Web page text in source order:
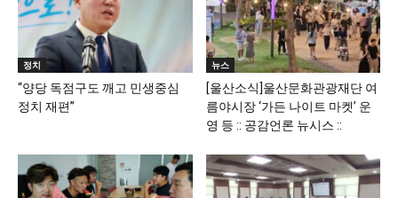
정치
“양당 독점구도 깨고 민생중심
정치 재편”
뉴스
[울산소식]울산문화관광재단 여
름야시장 ‘가든 나이트 마켓’ 운
영 등 :: 공감언론 뉴시스 ::